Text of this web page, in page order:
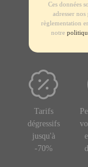
Ces données
adresser
règlementation
notre
Tarifs
dégressifs
jusqu'à
-70%